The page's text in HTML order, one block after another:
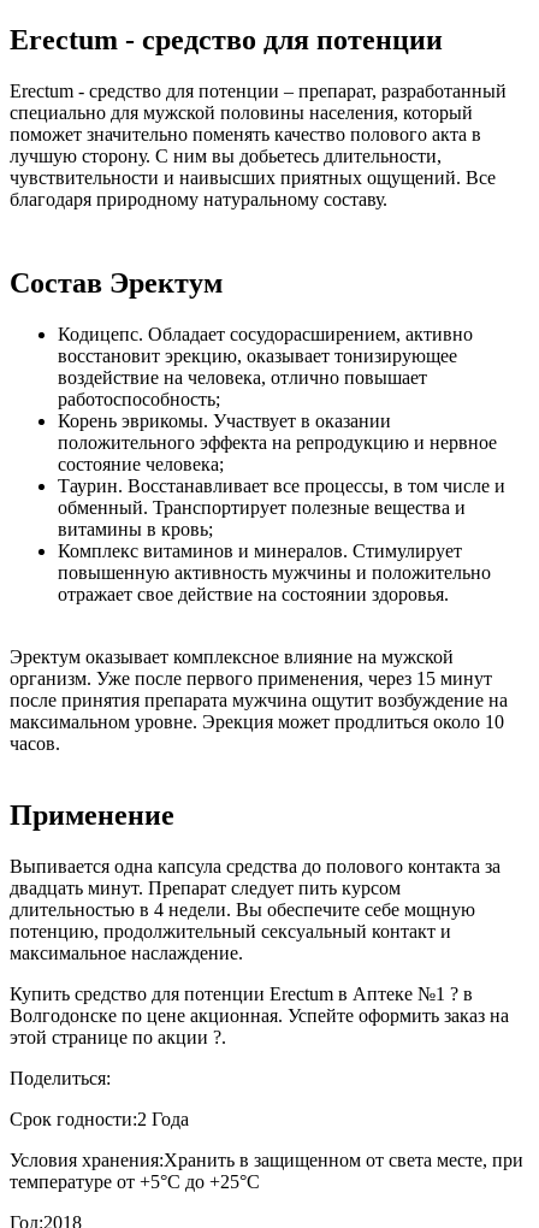
Erectum - средство для потенции
Erectum - средство для потенции – препарат, разработанный
специально для мужской половины населения, который
поможет значительно поменять качество полового акта в
лучшую сторону. С ним вы добьетесь длительности,
чувствительности и наивысших приятных ощущений. Все
благодаря природному натуральному составу.
Состав Эректум
Кодицепс. Обладает сосудорасширением, активно
восстановит эрекцию, оказывает тонизирующее
воздействие на человека, отлично повышает
работоспособность;
Корень эврикомы. Участвует в оказании
положительного эффекта на репродукцию и нервное
состояние человека;
Таурин. Восстанавливает все процессы, в том числе и
обменный. Транспортирует полезные вещества и
витамины в кровь;
Комплекс витаминов и минералов. Стимулирует
повышенную активность мужчины и положительно
отражает свое действие на состоянии здоровья.
Эректум оказывает комплексное влияние на мужской
организм. Уже после первого применения, через 15 минут
после принятия препарата мужчина ощутит возбуждение на
максимальном уровне. Эрекция может продлиться около 10
часов.
Применение
Выпивается одна капсула средства до полового контакта за
двадцать минут. Препарат следует пить курсом
длительностью в 4 недели. Вы обеспечите себе мощную
потенцию, продолжительный сексуальный контакт и
максимальное наслаждение.
Купить средство для потенции Erectum в Аптеке №1 ? в
Волгодонске по цене акционная. Успейте оформить заказ на
этой странице по акции ?.
Поделиться:
Срок годности:2 Года
Условия хранения:Хранить в защищенном от света месте, при
температуре от +5°С до +25°С
Год:2018